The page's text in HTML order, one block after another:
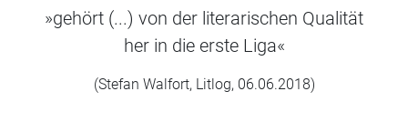
»gehört (...) von der literarischen Qualität
her in die erste Liga«
(Stefan Walfort, Litlog, 06.06.2018)